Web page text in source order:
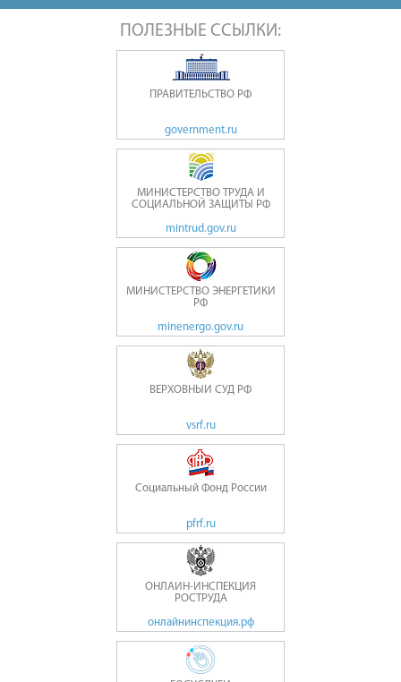
ПОЛЕЗНЫЕ ССЫЛКИ:
ПРАВИТЕЛЬСТВО РФ
government.ru
МИНИСТЕРСТВО ТРУДА И
СОЦИАЛЬНОЙ ЗАЩИТЫ РФ
mintrud.gov.ru
МИНИСТЕРСТВО ЭНЕРГЕТИКИ
РФ
minenergo.gov.ru
ВЕРХОВНЫЙ СУД РФ
vsrf.ru
Социальный Фонд России
pfrf.ru
ОНЛАЙН-ИНСПЕКЦИЯ
РОСТРУДА
онлайнинспекция.рф